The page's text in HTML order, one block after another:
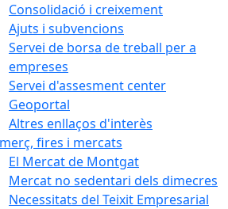
Consolidació i creixement
Ajuts i subvencions
Servei de borsa de treball per a
empreses
Servei d'assesment center
Geoportal
Altres enllaços d'interès
fires i mercats
El Mercat de Montgat
Mercat no sedentari dels dimecres
Necessitats del Teixit Empresarial